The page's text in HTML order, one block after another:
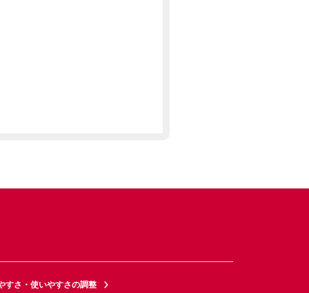
すさ・使いやすさの調整